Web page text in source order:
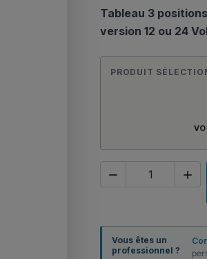
Tableau 3
version 12 ou 24
PRODUIT
 
Vous êtes un
professionnel ?